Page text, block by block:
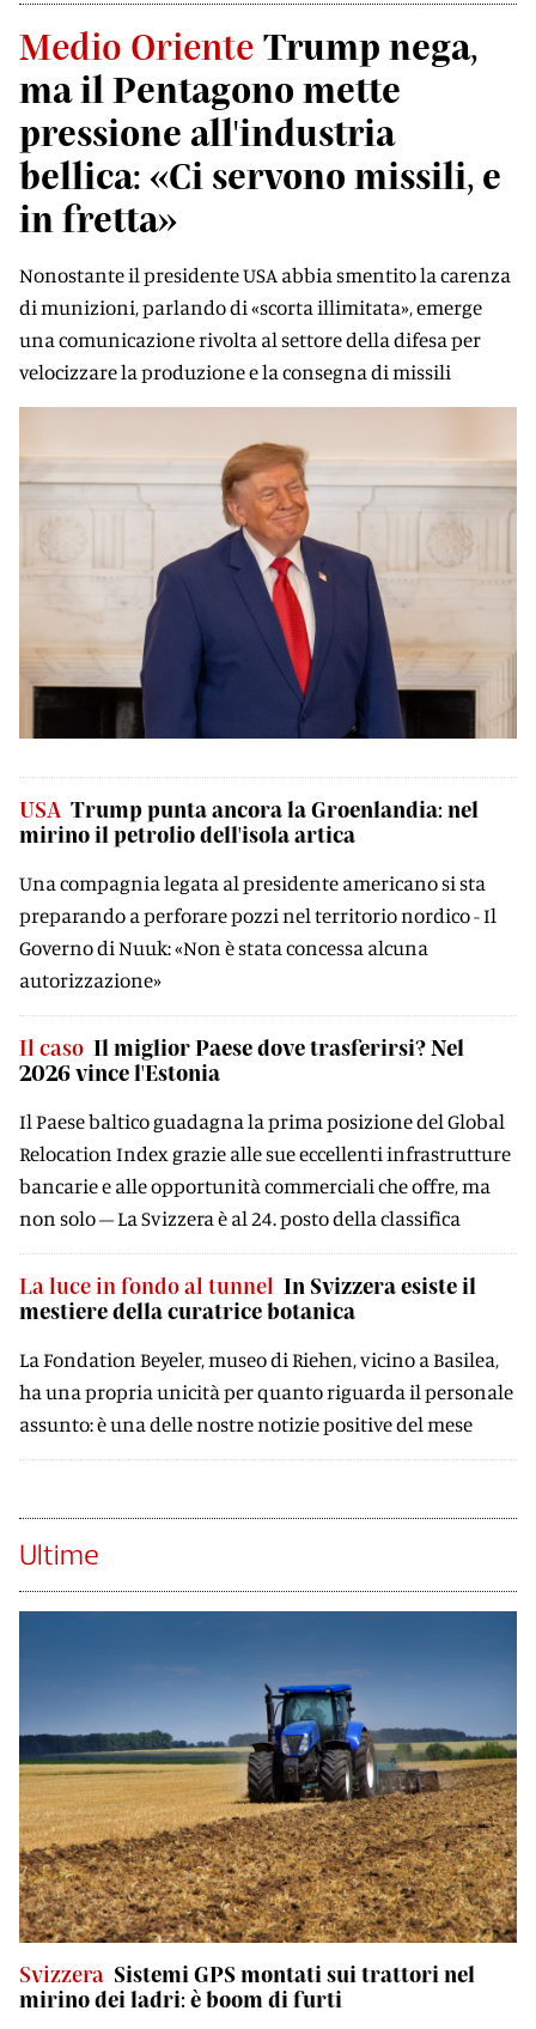
Medio Oriente Trump nega,
ma il Pentagono mette
pressione all'industria
bellica: «Ci servono missili, e
in fretta»
Nonostante il presidente USA abbia smentito la carenza
di munizioni, parlando di «scorta illimitata», emerge
una comunicazione rivolta al settore della difesa per
velocizzare la produzione e la consegna di missili
USA Trump punta ancora la Groenlandia: nel
mirino il petrolio dell'isola artica
Una compagnia legata al presidente americano si sta
preparando a perforare pozzi nel territorio nordico - Il
Governo di Nuuk: «Non è stata concessa alcuna
autorizzazione»
Il caso Il miglior Paese dove trasferirsi? Nel
2026 vince l'Estonia
Il Paese baltico guadagna la prima posizione del Global
Relocation Index grazie alle sue eccellenti infrastrutture
bancarie e alle opportunità commerciali che offre, ma
non solo – La Svizzera è al 24. posto della classifica
La luce in fondo al tunnel In Svizzera esiste il
mestiere della curatrice botanica
La Fondation Beyeler, museo di Riehen, vicino a Basilea,
ha una propria unicità per quanto riguarda il personale
assunto: è una delle nostre notizie positive del mese
Ultime
Svizzera Sistemi GPS montati sui trattori nel
mirino dei ladri: è boom di furti